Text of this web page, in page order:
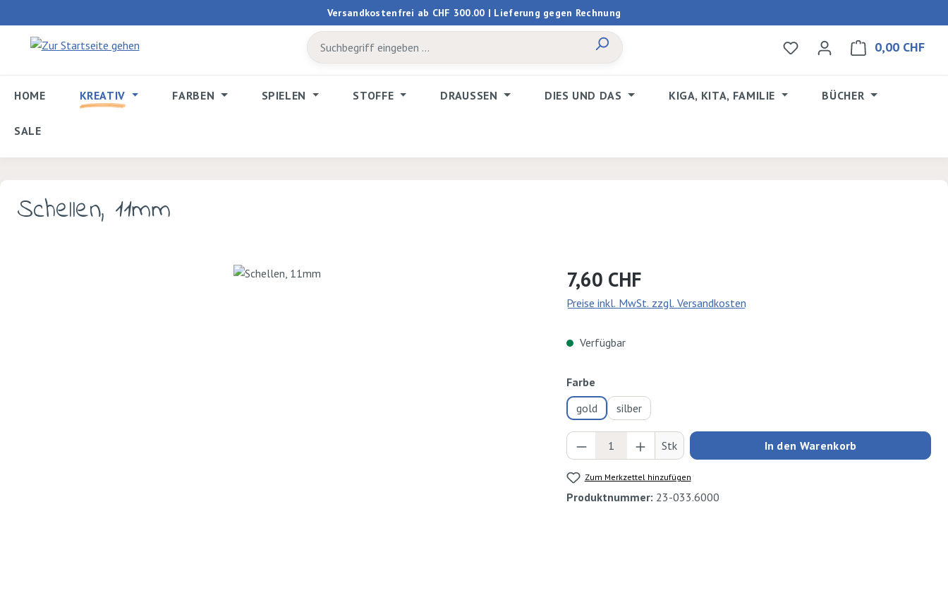
Versandkostenfrei ab CHF 300.00 | Lieferung gegen Rechnung
Du hast 0 Produkte auf
0,00 CHF
HOME KREATIV FARBEN SPIELEN STOFFE DRAUSSEN DIES UND DAS KIGA, KITA, FAMILIE BÜCHER
SALE
Schellen, 11mm
Regulärer Preis:
7,60 CHF
Preise inkl. MwSt. zzgl. Versandkosten
Verfügbar
Farbe
gold
silber
Produkt Anzahl: Gib den gewünschten Wert ein
Stk In den Warenkorb
Zum Merkzettel hinzufügen
Produktnummer: 23-033.6000